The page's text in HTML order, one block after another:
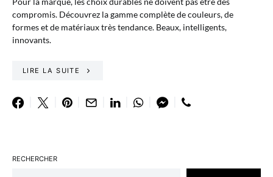
compromis. Découvrez la gamme complète de couleurs, de
formes et de matériaux très tendance. Beaux, intelligents,
innovants.
LIRE LA SUITE
RECHERCHER